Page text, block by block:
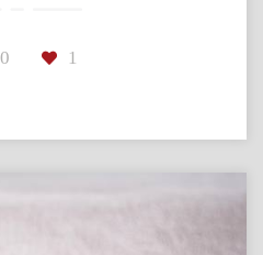
1